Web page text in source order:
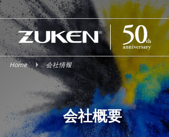
Skip
to
content
Home 会社情報
会社概要